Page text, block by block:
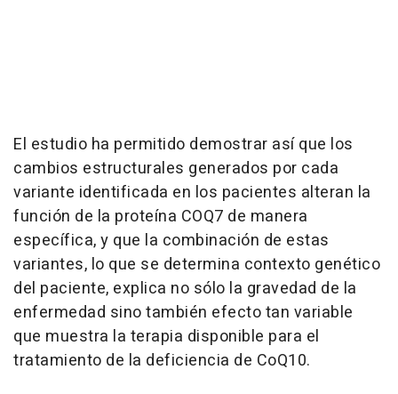
El estudio ha permitido demostrar así que los
cambios estructurales generados por cada
variante identificada en los pacientes alteran la
función de la proteína COQ7 de manera
específica, y que la combinación de estas
variantes, lo que se determina contexto genético
del paciente, explica no sólo la gravedad de la
enfermedad sino también efecto tan variable
que muestra la terapia disponible para el
tratamiento de la deficiencia de CoQ10.